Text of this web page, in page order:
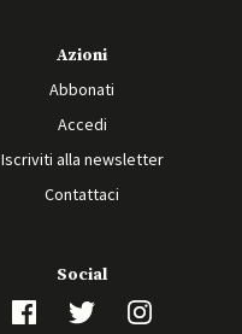
Azioni
Abbonati
Accedi
Iscriviti alla newsletter
Contattaci
Social